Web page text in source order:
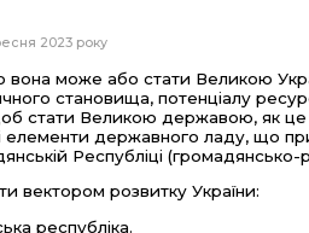
2023 року
вона може або стати Великою
становища, потенціалу
щоб стати Великою державою, як
елементи державного ладу, що
Республіці (громадянсько-
вектором розвитку України:
республіка.